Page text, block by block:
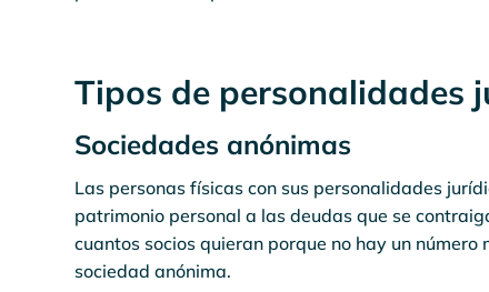
Tipos de personalidades
Sociedades anónimas
Las personas físicas con sus personalidades
patrimonio personal a las deudas que se
cuantos socios quieran porque no hay un
sociedad anónima.